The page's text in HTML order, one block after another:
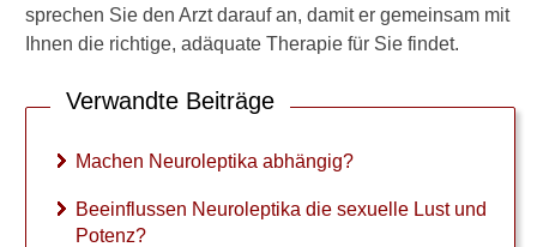
sprechen Sie den Arzt darauf an, damit er gemeinsam mit
Ihnen die richtige, adäquate Therapie für Sie findet.
Verwandte Beiträge
Machen Neuroleptika abhängig?
Beeinflussen Neuroleptika die sexuelle Lust und
Potenz?
ä
n
g
e
e